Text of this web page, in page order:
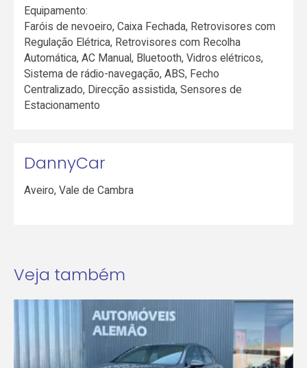
Equipamento:
Faróis de nevoeiro, Caixa Fechada, Retrovisores com
Regulação Elétrica, Retrovisores com Recolha
Automática, AC Manual, Bluetooth, Vidros elétricos,
Sistema de rádio-navegação, ABS, Fecho
Centralizado, Direcção assistida, Sensores de
Estacionamento
DannyCar
Aveiro,Vale de Cambra
Veja também